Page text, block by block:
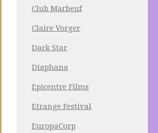
Club Marbeuf
Claire Vorger
Dark Star
Diaphana
Epicentre Films
Etrange Festival
EuropaCorp